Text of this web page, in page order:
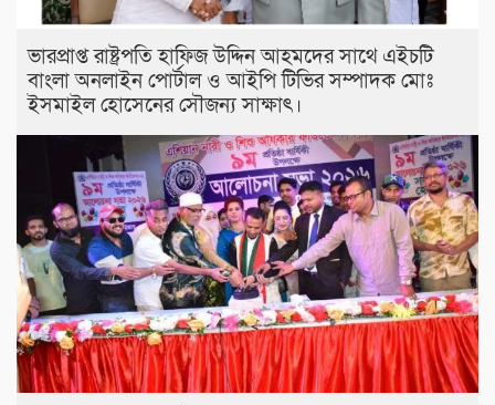
ভারপ্রাপ্ত রাষ্ট্রপতি হাফিজ উদ্দিন আহমদের সাথে এইচটি
বাংলা অনলাইন পোর্টাল ও আইপি টিভির সম্পাদক মোঃ
ইসমাইল হোসেনের সৌজন্য সাক্ষাৎ।